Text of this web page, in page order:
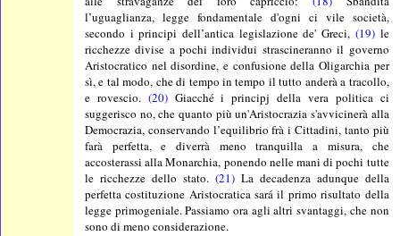
l’uguaglianza, legge fondamentale d'ogni ci vile società,
secondo i principi dell’antica legislazione de' Greci, (19)le
ricchezze divise a pochi individui strascineranno il governo
Aristocratico nel disordine, e confusione della Oligarchia per
sì, e tal modo, che di tempo in tempo il tutto anderà a tracollo,
e rovescio. (20)Giacché i principj della vera politica ci
suggerisco no, che quanto più un'Aristocrazia s'avvicinerà alla
Democrazia, conservando l’equilibrio frà i Cittadini, tanto più
farà perfetta, e diverrà meno tranquilla a misura, che
accosterassi alla Monarchia, ponendo nelle mani di pochi tutte
le ricchezze dello stato. (21)La decadenza adunque della
perfetta costituzione Aristocratica sará il primo risultato della
legge primogeniale. Passiamo ora agli altri svantaggi, che non
sono di meno considerazione.